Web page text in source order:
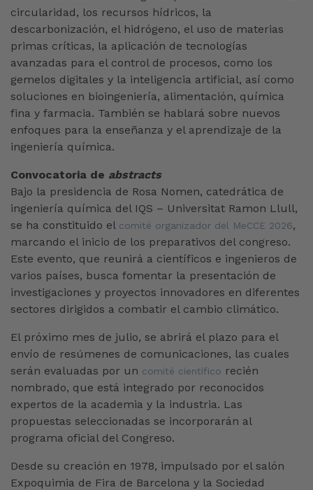
circularidad, los recursos hídricos, la
descarbonización, el hidrógeno, el uso de materias
primas críticas, la aplicación de tecnologías
avanzadas para el control de procesos, como los
gemelos digitales y la inteligencia artificial, así como
soluciones en bioingeniería, alimentación, química
fina y farmacia. También se hablará sobre nuevos
enfoques para la enseñanza y el aprendizaje de la
ingeniería química.
Convocatoria de abstracts
Bajo la presidencia de Rosa Nomen, catedrática de
ingeniería química del IQS – Universitat Ramon Llull,
se ha constituido el comité organizador del MeCCE 2026,
marcando el inicio de los preparativos del congreso.
Este evento, que reunirá a científicos e ingenieros de
varios países, busca fomentar la presentación de
investigaciones y proyectos innovadores en diferentes
sectores dirigidos a combatir el cambio climático.
El próximo mes de julio, se abrirá el plazo para el
envío de resúmenes de comunicaciones, las cuales
serán evaluadas por un comité científico recién
nombrado, que está integrado por reconocidos
expertos de la academia y la industria. Las
propuestas seleccionadas se incorporarán al
programa oficial del Congreso.
Desde su creación en 1978, impulsado por el salón
Expoquimia de Fira de Barcelona y la Sociedad